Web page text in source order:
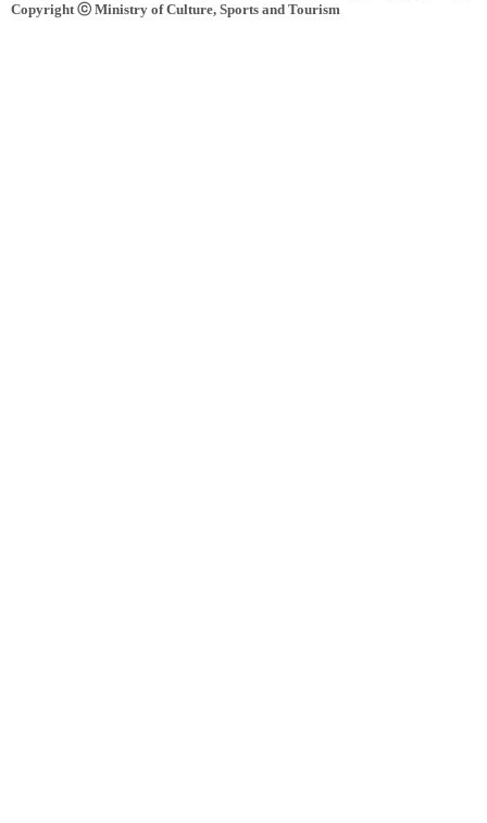
Copyright ⓒ Ministry of Culture, Sports and Tourism